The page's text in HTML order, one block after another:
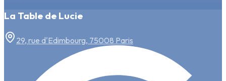
La Table de Lucie
29, rue d'Edimbourg, 75008 Paris